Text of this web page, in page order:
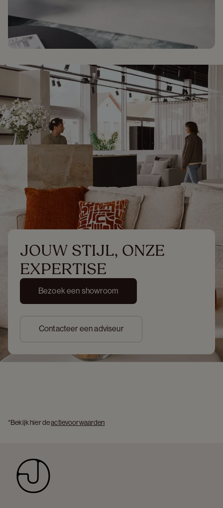
JOUW STIJL, ONZE
EXPERTISE
Bezoek een showroom
Contacteer een adviseur
*Bekijk hier de actievoorwaarden